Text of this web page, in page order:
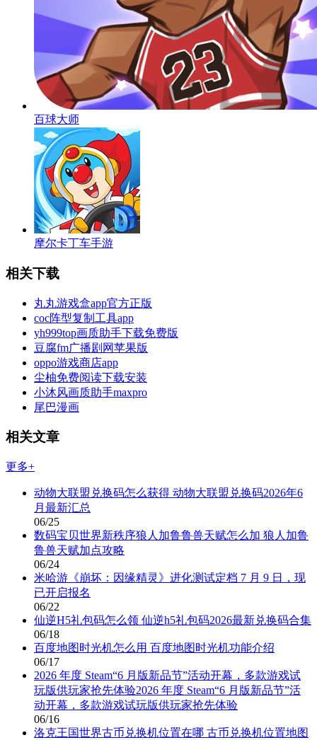
百球大师
摩尔卡丁车手游
相关下载
丸丸游戏盒app官方正版
coc阵型复制工具app
yh999top画质助手下载免费版
豆腐fm广播剧网苹果版
oppo游戏商店app
尘柚免费阅读下载安装
小沐风画质助手maxpro
尾巴漫画
相关文章
更多+
动物大联盟兑换码怎么获得 动物大联盟兑换码2026年6
月最新汇总
06/25
数码宝贝世界新秩序狼人加鲁鲁兽天赋怎么加 狼人加鲁
鲁兽天赋加点攻略
06/24
米哈游《崩坏：因缘精灵》进化测试定档 7 月 9 日，现
已开启报名
06/22
仙逆H5礼包码怎么领 仙逆h5礼包码2026最新兑换码合集
06/18
百度地图时光机怎么用 百度地图时光机功能介绍
06/17
2026 年度 Steam“6 月版新品节”活动开幕，多款游戏试
玩版供玩家抢先体验2026 年度 Steam“6 月版新品节”活
动开幕，多款游戏试玩版供玩家抢先体验
06/16
洛克王国世界古币兑换机位置在哪 古币兑换机位置地图